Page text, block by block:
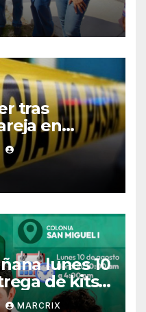
tras
en
lunes 10
de kits
MARCRIX